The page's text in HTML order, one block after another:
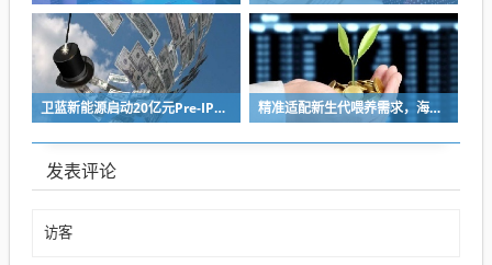
卫蓝新能源启动20亿元Pre-IPO轮融资 冲刺2027年创业板上市 精准适配新生代喂养需求，海普诺凯双新品解锁育儿新选择！
发表评论